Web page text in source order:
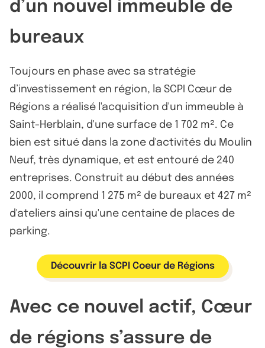
d’un nouvel immeuble de
bureaux
Toujours en phase avec sa stratégie
d’investissement en région, la SCPI Cœur de
Régions a réalisé l'acquisition d'un immeuble à
Saint-Herblain, d'une surface de 1 702 m². Ce
bien est situé dans la zone d'activités du Moulin
Neuf, très dynamique, et est entouré de 240
entreprises. Construit au début des années
2000, il comprend 1 275 m² de bureaux et 427 m²
d'ateliers ainsi qu'une centaine de places de
parking.
Découvrir la SCPI Coeur de Régions
Avec ce nouvel actif, Cœur
de régions s’assure de